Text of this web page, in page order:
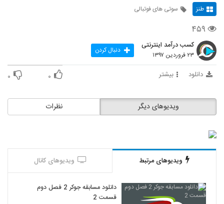
طنز سوتی های فوتبالی
۴۵۹
کسب درآمد اینترنتی
۲۳ فروردین ۱۳۹۷ دنبال کردن
دانلود بیشتر ۰ ۰
نظرات ویدیوهای دیگر
ویدیوهای مرتبط ویدیوهای کانال
دانلود مسابقه جوکر 2 فصل دوم
قسمت 2